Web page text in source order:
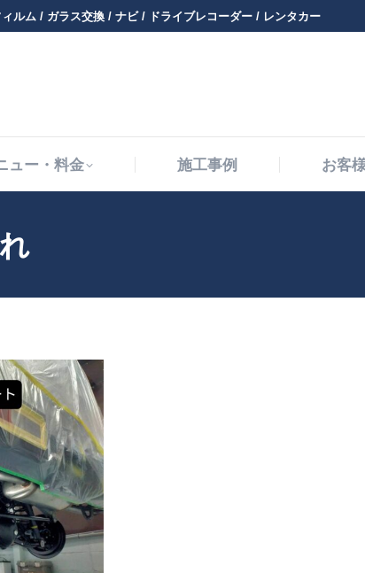
ルム / ガラス交換 / ナビ / ドライブレコーダー / レンタカー
ュー・料金 施工事例 お客